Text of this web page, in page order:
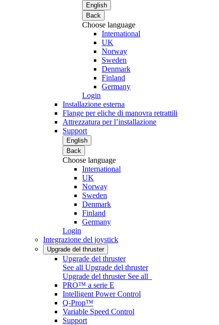
English
Back
Choose language
International
UK
Norway
Sweden
Denmark
Finland
Germany
Login
Installazione esterna
Flange per eliche di manovra retrattili
Attrezzatura per l’installazione
Support
English
Back
Choose language
International
UK
Norway
Sweden
Denmark
Finland
Germany
Login
Integrazione del joystick
Upgrade del thruster
Upgrade del thruster
See all Upgrade del thruster
Upgrade del thruster See all
PRO™ a serie E
Intelligent Power Control
Q-Prop™
Variable Speed Control
Support